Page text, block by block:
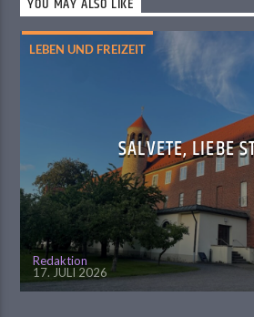
LEBEN UND FREIZEIT
SALVETE, LIEBE
Redaktion
17. JULI 2026